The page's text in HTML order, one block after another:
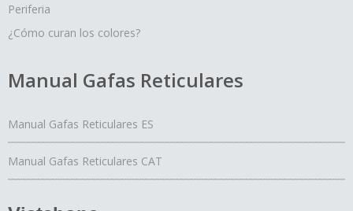
Periferia
¿Cómo curan los colores?
Manual Gafas Reticulares
Manual Gafas Reticulares ES
Manual Gafas Reticulares CAT